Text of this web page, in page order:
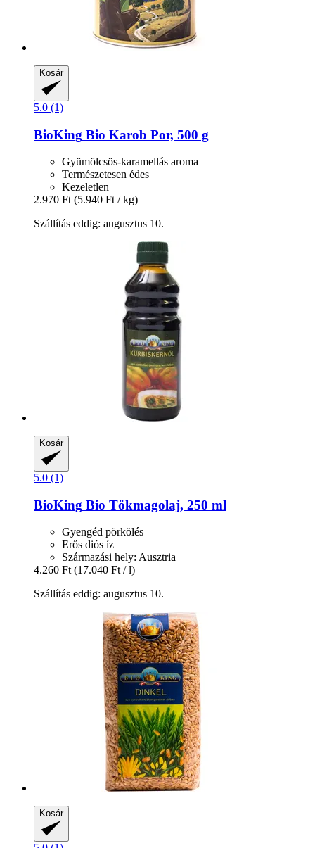
Kosár
5.0 (1)
BioKing Bio Karob Por, 500 g
Gyümölcsös-karamellás aroma
Természetesen édes
Kezeletlen
2.970 Ft (5.940 Ft / kg)
Szállítás eddig: augusztus 10.
Kosár
5.0 (1)
BioKing Bio Tökmagolaj, 250 ml
Gyengéd pörkölés
Erős diós íz
Származási hely: Ausztria
4.260 Ft (17.040 Ft / l)
Szállítás eddig: augusztus 10.
Kosár